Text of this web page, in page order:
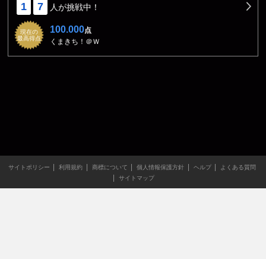
1 7 人が挑戦中！
現在の
最高得点
100.000点
くまきち！＠Ｗ
サイトポリシー 利用規約 商標について 個人情報保護方針 ヘルプ
よくある質問
サイトマップ